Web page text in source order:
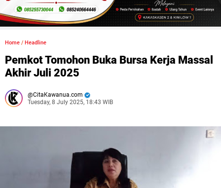
Home / Headline
Pemkot Tomohon Buka Bursa Kerja Massal
Akhir Juli 2025
CitaKawanua.com
Tuesday, 8 July 2025, 18:43 WIB